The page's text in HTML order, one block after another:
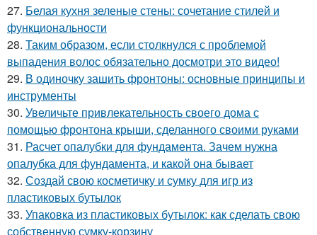
27. Белая кухня зеленые стены: сочетание стилей и
функциональности
28. Таким образом, если столкнулся с проблемой
выпадения волос обязательно досмотри это видео!
29. В одиночку зашить фронтоны: основные принципы и
инструменты
30. Увеличьте привлекательность своего дома с
помощью фронтона крыши, сделанного своими руками
31. Расчет опалубки для фундамента. Зачем нужна
опалубка для фундамента, и какой она бывает
32. Создай свою косметичку и сумку для игр из
пластиковых бутылок
33. Упаковка из пластиковых бутылок: как сделать свою
собственную сумку-корзину